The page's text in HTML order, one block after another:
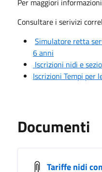
Consultare i serivizi
Simulatore retta
6 anni
Iscrizioni nidi e
Iscrizioni Tempi per
Documenti
Tariffe nidi